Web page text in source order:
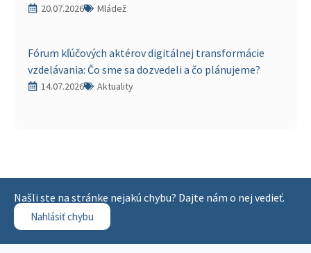
20.07.2026 Mládež
Fórum kľúčových aktérov digitálnej transformácie
vzdelávania: Čo sme sa dozvedeli a čo plánujeme?
14.07.2026 Aktuality
Našli ste na stránke nejakú chybu? Dajte nám o nej vedieť.
Nahlásiť chybu